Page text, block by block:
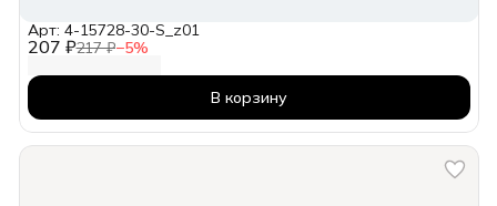
207 ₽217 ₽−5%
Арт: 4-15728-30-S_z01
В корзину